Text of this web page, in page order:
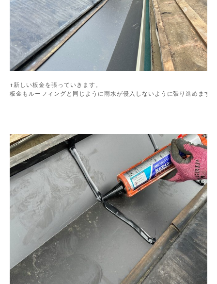
↑新しい板金を張っていきます。
板金もルーフィングと同じように雨水が侵入しないように張り進めます。